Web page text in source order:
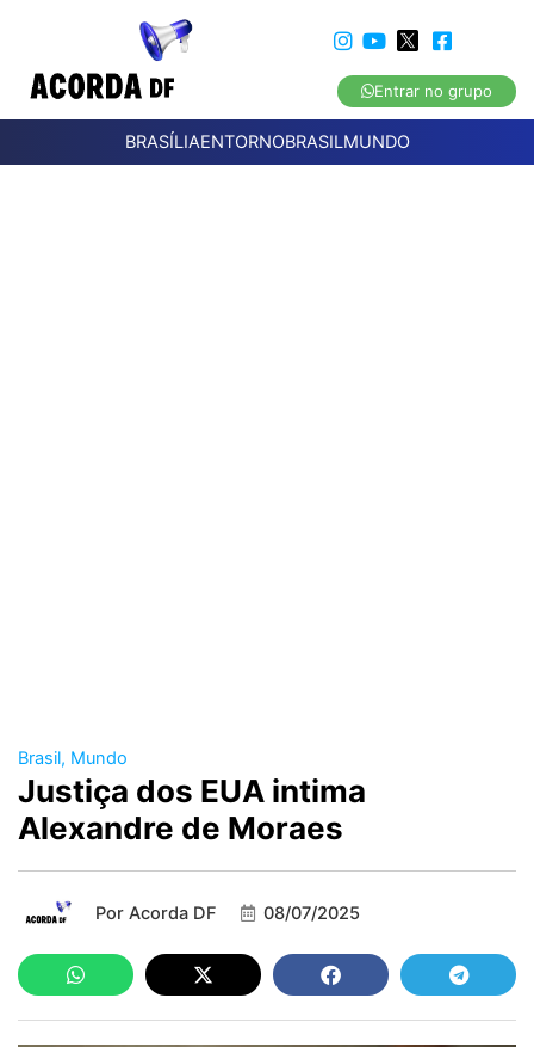
Entrar no grupo
BRASÍLIAENTORNOBRASILMUNDO
Brasil, Mundo
Justiça dos EUA intima
Alexandre de Moraes
Por Acorda DF 08/07/2025